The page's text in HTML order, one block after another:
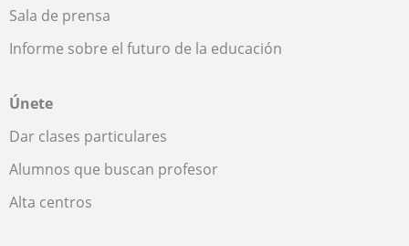
Sala de prensa
Informe sobre el futuro de la educación
Únete
Dar clases particulares
Alumnos que buscan profesor
Alta centros